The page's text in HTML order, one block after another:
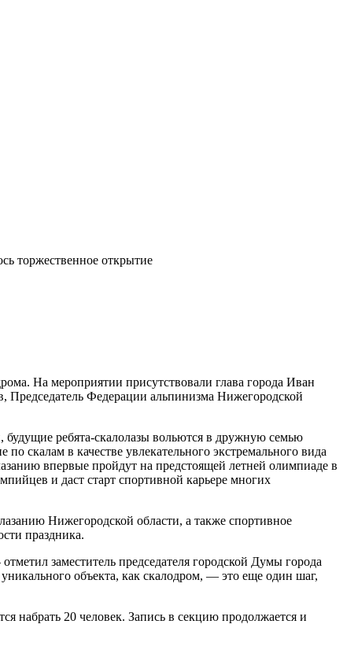
торжественное открытие
На мероприятии присутствовали глава города Иван
Федерации альпинизма Нижегородской
будущие ребята-скалолазы вольются в дружную семью
скалам в качестве увлекательного экстремального вида
впервые пройдут на предстоящей летней олимпиаде в
и даст старт спортивной карьере многих
Нижегородской области, а также спортивное
праздника.
заместитель председателя городской Думы города
объекта, как скалодром, — это еще один шаг,
набрать 20 человек. Запись в секцию продолжается и